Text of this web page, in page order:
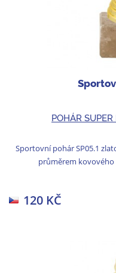
POHÁR
Sportovní pohár SP05.1
průměrem kovového
120 KČ